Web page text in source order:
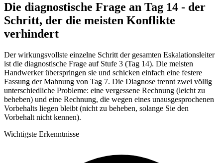
Die diagnostische Frage an Tag 14 - der
Schritt, der die meisten Konflikte
verhindert
Der wirkungsvollste einzelne Schritt der gesamten Eskalationsleiter
ist die diagnostische Frage auf Stufe 3 (Tag 14). Die meisten
Handwerker überspringen sie und schicken einfach eine festere
Fassung der Mahnung von Tag 7. Die Diagnose trennt zwei völlig
unterschiedliche Probleme: eine vergessene Rechnung (leicht zu
beheben) und eine Rechnung, die wegen eines unausgesprochenen
Vorbehalts liegen bleibt (nicht zu beheben, solange Sie den
Vorbehalt nicht kennen).
Wichtigste Erkenntnisse